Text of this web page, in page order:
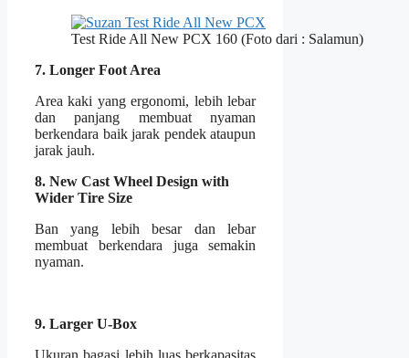
Test Ride All New PCX 160 (Foto dari : Salamun)
7. Longer Foot Area
Area kaki yang ergonomi, lebih lebar
dan panjang membuat nyaman
berkendara baik jarak pendek ataupun
jarak jauh.
8. New Cast Wheel Design with
Wider Tire Size
Ban yang lebih besar dan lebar
membuat berkendara juga semakin
nyaman.
9. Larger U-Box
Ukuran bagasi lebih luas berkapasitas